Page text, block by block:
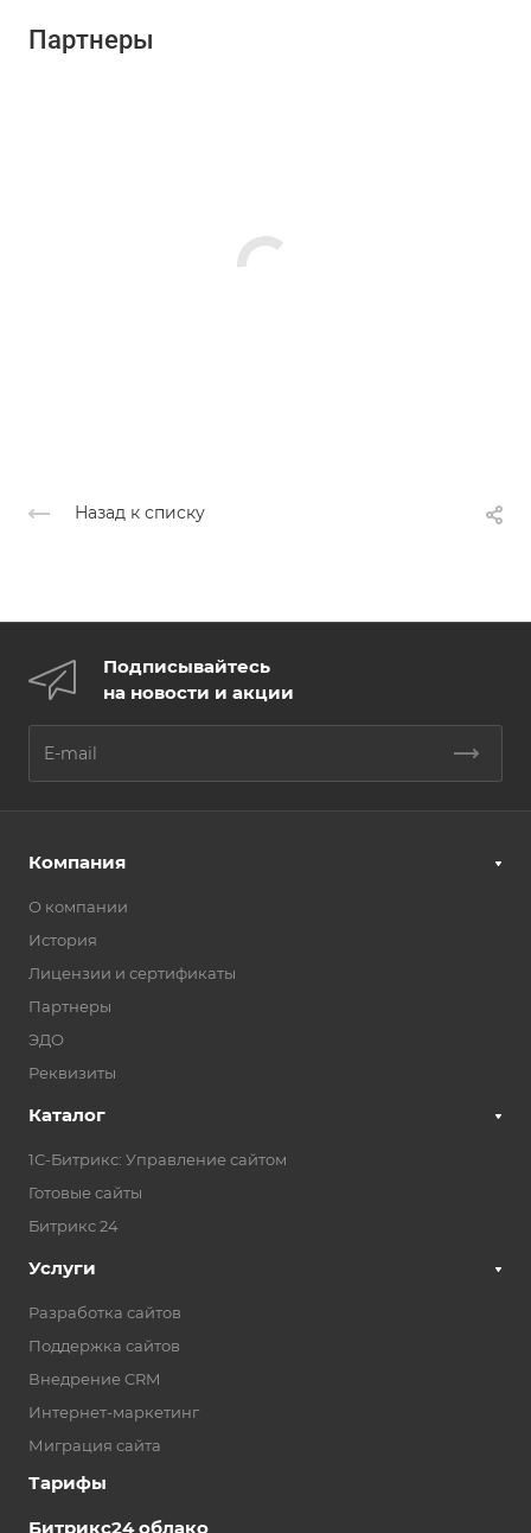
Партнеры
Назад к списку
Подписывайтесь
на новости и акции
Компания
О компании
История
Лицензии и сертификаты
Партнеры
ЭДО
Реквизиты
Каталог
1С-Битрикс: Управление сайтом
Готовые сайты
Битрикс 24
Услуги
Разработка сайтов
Поддержка сайтов
Внедрение CRM
Интернет-маркетинг
Миграция сайта
Тарифы
Битрикс24 облако